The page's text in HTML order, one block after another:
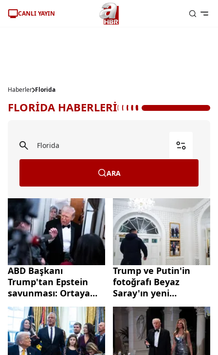
CANLI YAYIN
Haberler Florida
FLORİDA HABERLERİ
ARA
ABD Başkanı
Trump'tan Epstein
savunması: Ortaya
çıkanlar beni aklıyor
Trump ve Putin'in
fotoğrafı Beyaz
Saray'ın yeni
salonunda